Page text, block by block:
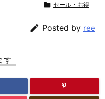
 セール・お得
 Posted by ree
す